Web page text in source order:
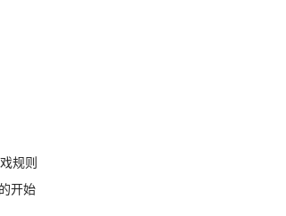
规则
开始